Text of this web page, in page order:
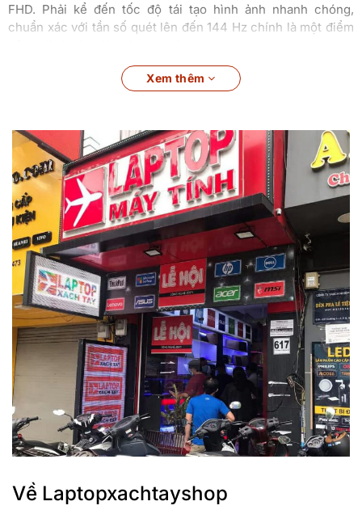
FHD. Phải kể đến tốc độ tái tạo hình ảnh nhanh chóng,
chuẩn xác với tần số quét lên đến 144 Hz chính là một điểm
Xử lý nhanh nhạy, hiệu năng vượt trội
trang bị thêm bộ vi xử lý AMD Ryzen 6000 H-Series có năng
suất mạnh mẽ. Do đó, hoàn toàn có thể đáp ứng mọi nhu cầu
của người tiêu dùng, thậm chí các phiên bản game nặng
cũng không thành vấn đề với laptop HP Gaming Victus 16-
E1107AX. Tích hợp nhiều tính năng tiện ích đa dạng, hỗ trợ từ
công việc đến giải trí một cách tối ưu.
Hoạt động với hiệu suất cực cao, phiên bản laptop này được
nhà HP ưu ái tặng thêm bộ RAM 8GB cho phép bạn thoải mái
lưu trữ toàn bộ dữ liệu, hình ảnh.
Xem thêm
Về Laptopxachtayshop